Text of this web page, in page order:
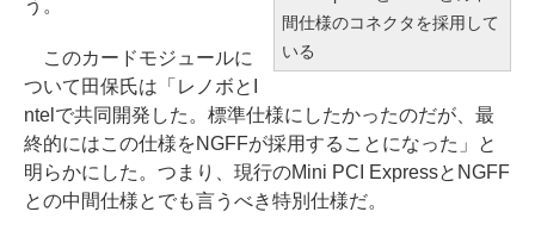
間仕様のコネクタを採用して
いる
う。
このカードモジュールに
ついて田保氏は「レノボとI
ntelで共同開発した。標準仕様にしたかったのだが、最
終的にはこの仕様をNGFFが採用することになった」と
明らかにした。つまり、現行のMini PCI ExpressとNGFF
との中間仕様とでも言うべき特別仕様だ。